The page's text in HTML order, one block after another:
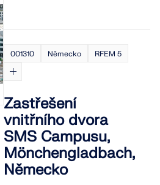
001310 Německo RFEM 5
Zastřešení
vnitřního dvora
SMS Campusu,
Mönchengladbach,
Německo